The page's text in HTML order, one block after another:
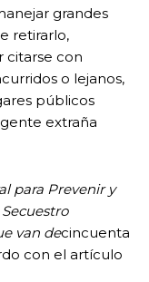
grandes
retirarlo,
citarse con
o lejanos,
públicos
extraña
para Prevenir y
Secuestro
van decincuenta
con el artículo